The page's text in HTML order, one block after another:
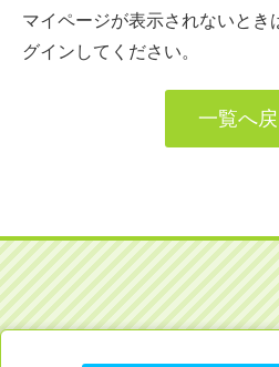
マイページが表示されないとき
グインしてください。
一覧へ